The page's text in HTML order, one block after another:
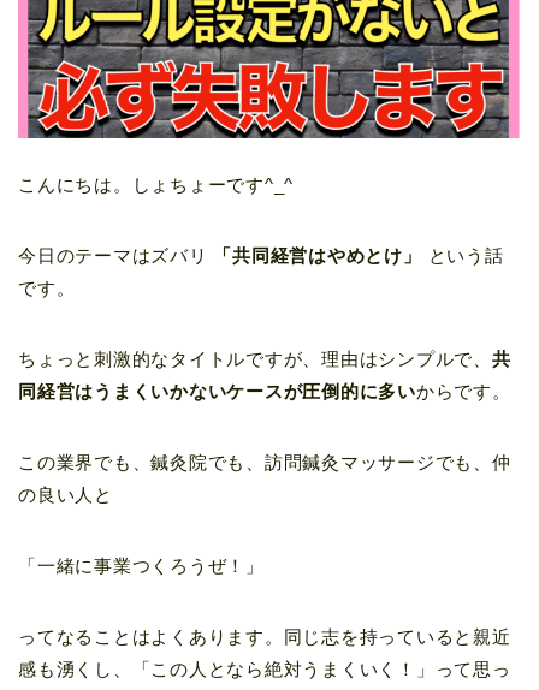
こんにちは。しょちょーです^_^
今日のテーマはズバリ 「共同経営はやめとけ」
という話
です。
ちょっと刺激的なタイトルですが、理由はシンプルで、 共
同経営はうまくいかないケースが圧倒的に多いからです。
この業界でも、鍼灸院でも、訪問鍼灸マッサージでも、仲
の良い人と
「一緒に事業つくろうぜ！」
ってなることはよくあります。同じ志を持っていると親近
感も湧くし、「この人となら絶対うまくいく！」って思っ